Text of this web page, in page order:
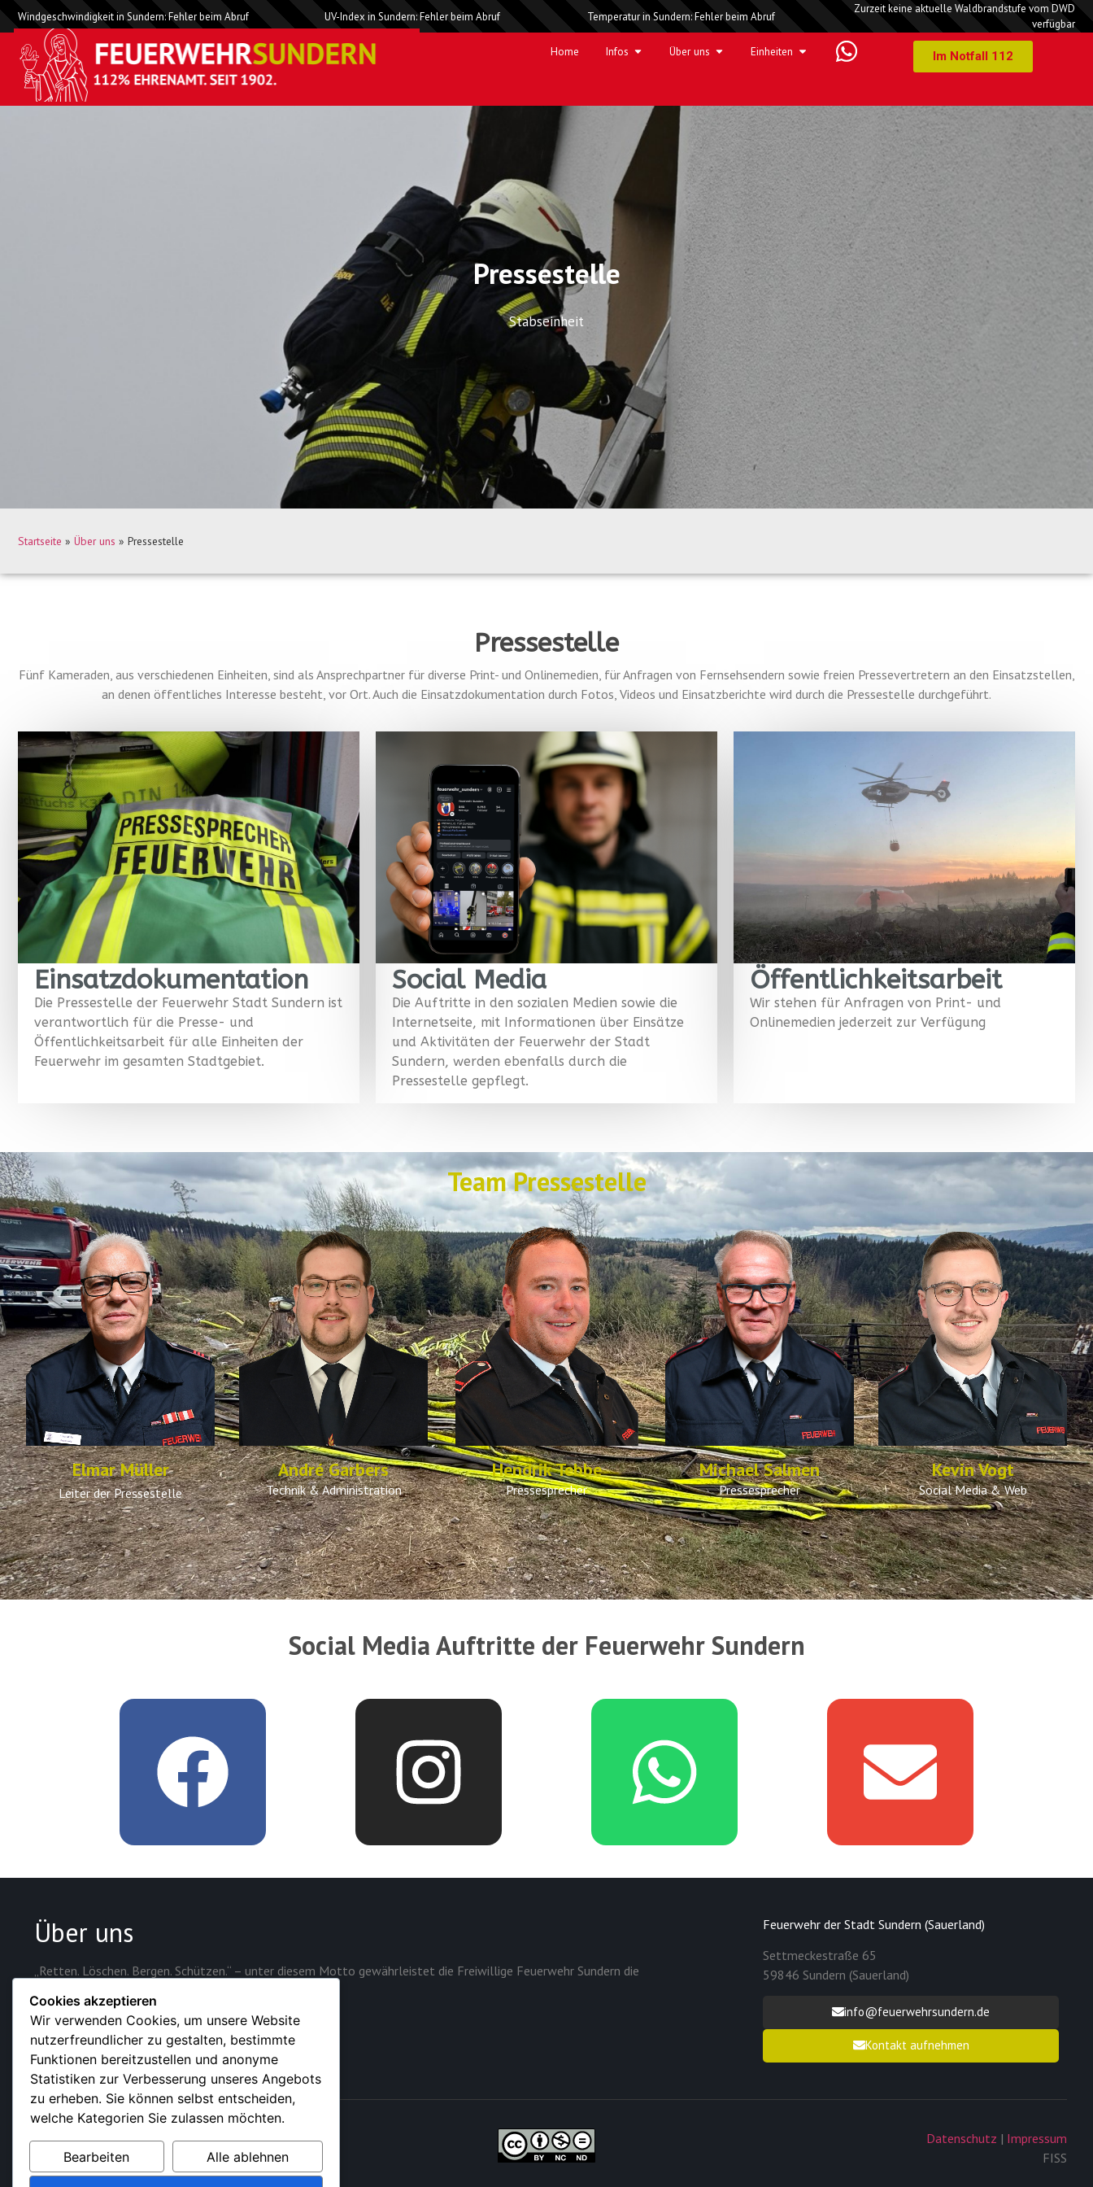
Windgeschwindigkeit in Sundern: Fehler beim Abruf UV-Index in Sundern: Fehler beim Abruf Temperatur in Sundern: Fehler beim Abruf
Zurzeit keine aktuelle Waldbrandstufe vom DWD
verfügbar
Home Infos Über uns Einheiten Im Notfall 112
Pressestelle
Stabseinheit
Startseite » Über uns » Pressestelle
Pressestelle
Fünf Kameraden, aus verschiedenen Einheiten, sind als Ansprechpartner für diverse Print- und Onlinemedien, für Anfragen von Fernsehsendern sowie freien Pressevertretern an den Einsatzstellen,
an denen öffentliches Interesse besteht, vor Ort. Auch die Einsatzdokumentation durch Fotos, Videos und Einsatzberichte wird durch die Pressestelle durchgeführt.
Einsatzdokumentation
Die Pressestelle der Feuerwehr Stadt Sundern ist
verantwortlich für die Presse- und
Öffentlichkeitsarbeit für alle Einheiten der
Feuerwehr im gesamten Stadtgebiet.
Social Media
Die Auftritte in den sozialen Medien sowie die
Internetseite, mit Informationen über Einsätze
und Aktivitäten der Feuerwehr der Stadt
Sundern, werden ebenfalls durch die
Pressestelle gepflegt.
Öffentlichkeitsarbeit
Wir stehen für Anfragen von Print- und
Onlinemedien jederzeit zur Verfügung
Team Pressestelle
Elmar Müller
Leiter der Pressestelle
André Garbers
Technik & Administration
Hendrik Tebbe
Pressesprecher
Michael Salmen
Pressesprecher
Kevin Vogt
Social Media & Web
Social Media Auftritte der Feuerwehr Sundern
Über uns
„Retten. Löschen. Bergen. Schützen.“ – unter diesem Motto gewährleistet die Freiwillige Feuerwehr Sundern die
Feuerwehr der Stadt Sundern (Sauerland)
Settmeckestraße 65
59846 Sundern (Sauerland)
info@feuerwehrsundern.de
Kontakt aufnehmen
© 2026 – Feuerwehr der Stadt Sundern (Sauerland) Datenschutz | Impressum
FISS
Cookies akzeptieren
Wir verwenden Cookies, um unsere Website
nutzerfreundlicher zu gestalten, bestimmte
Funktionen bereitzustellen und anonyme
Statistiken zur Verbesserung unseres Angebots
zu erheben. Sie können selbst entscheiden,
welche Kategorien Sie zulassen möchten.
Bearbeiten Alle ablehnen